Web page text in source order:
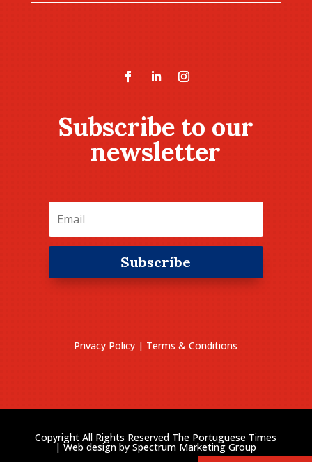
Subscribe to our
newsletter
Subscribe
Privacy Policy | Terms & Conditions
Copyright All Rights Reserved The Portuguese Times
| Web design bySpectrum Marketing Group